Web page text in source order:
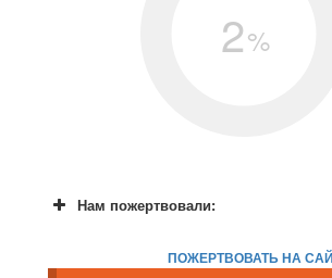
2%
Нам пожертвовали:
ПОЖЕРТВОВАТЬ НА